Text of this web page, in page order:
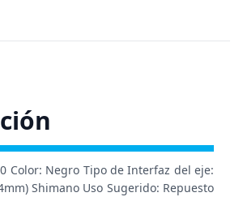
Color: Negro Tipo de Interfaz del eje:
Shimano Uso Sugerido: Repuesto